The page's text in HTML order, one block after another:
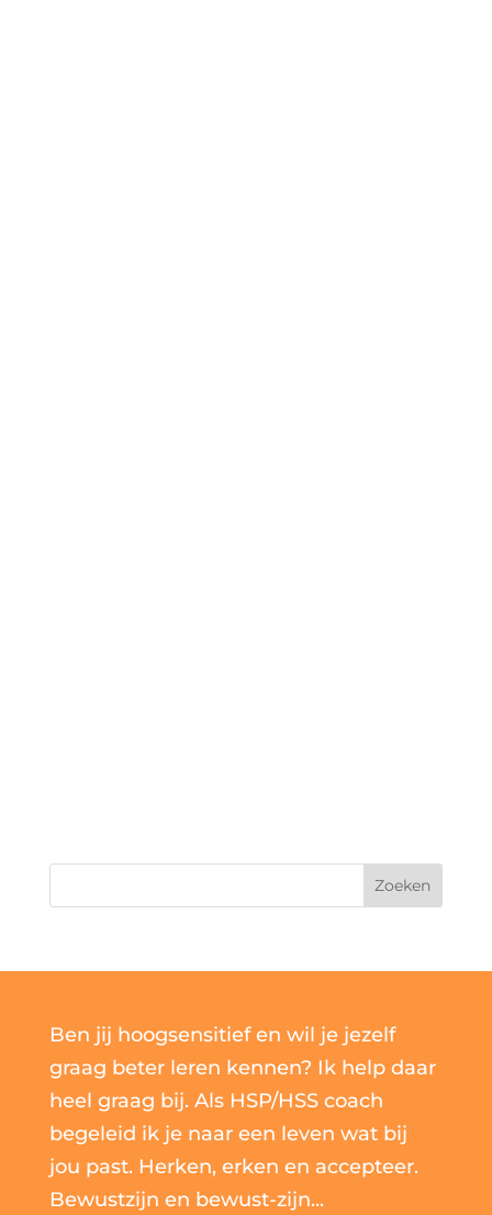
Zoeken
Ben jij hoogsensitief en wil je jezelf
graag beter leren kennen? Ik help daar
heel graag bij. Als HSP/HSS coach
begeleid ik je naar een leven wat bij
jou past. Herken, erken en accepteer.
Bewustzijn en bewust-zijn...